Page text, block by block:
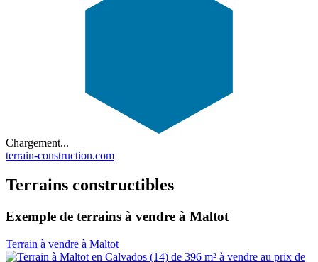
Chargement...
terrain-construction.com
Terrains constructibles
Exemple de terrains à vendre à Maltot
Terrain à vendre à Maltot